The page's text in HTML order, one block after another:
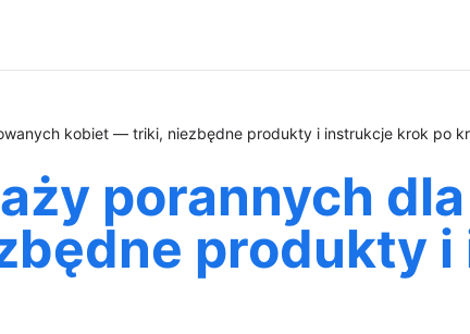
kobiet — triki, niezbędne produkty i instrukcje krok po
porannych
produkty